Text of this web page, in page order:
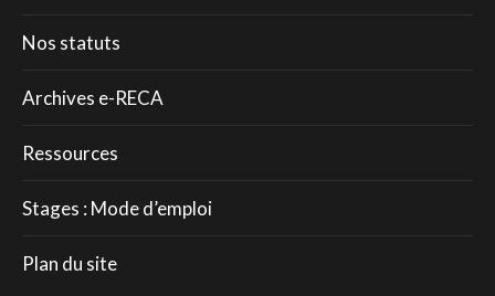
Nos statuts
Archives e-RECA
Ressources
Stages : Mode d’emploi
Plan du site